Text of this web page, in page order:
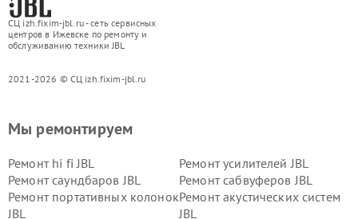
СЦ izh.fixim-jbl.ru - сеть сервисных
центров в Ижевске по ремонту и
обслуживанию техники JBL
2021-2026 © СЦ izh.fixim-jbl.ru
Мы ремонтируем
Ремонт hi fi JBL
Ремонт усилителей JBL
Ремонт саундбаров JBL
Ремонт сабвуферов JBL
Ремонт портативных колонок
JBL
Ремонт акустических систем
JBL